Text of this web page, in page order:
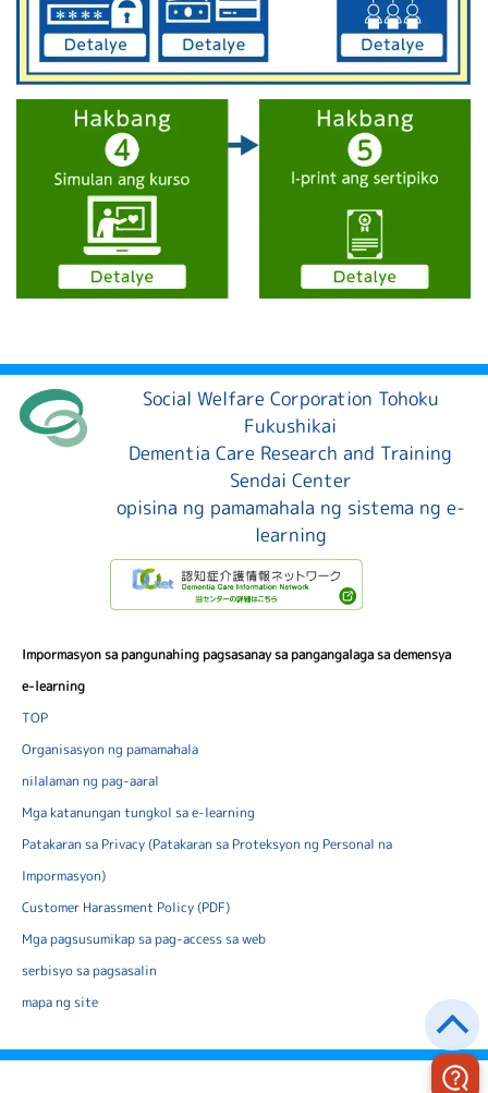
Social Welfare Corporation Tohoku
Fukushikai
Dementia Care Research and Training
Sendai Center
opisina ng pamamahala ng sistema ng e-
learning
Impormasyon sa pangunahing pagsasanay sa pangangalaga sa demensya
e-learning
TOP
Organisasyon ng pamamahala
nilalaman ng pag-aaral
Mga katanungan tungkol sa e-learning
Patakaran sa Privacy (Patakaran sa Proteksyon ng Personal na
Impormasyon)
Customer Harassment Policy (PDF)
Mga pagsusumikap sa pag-access sa web
serbisyo sa pagsasalin
mapa ng site